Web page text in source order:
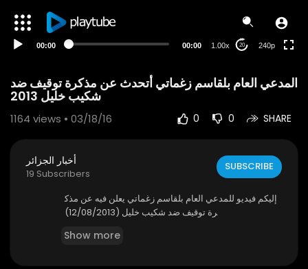
00:00 00:00 1.00x 20 240p
المدعي العام بلقاسم زغماتي أتحدث عن مذكرة توقيف ضد
شكيب خليل 2013
1164 views • 03/18/16 0 0 SHARE
أخبار الجزائر
19 Subscribers
SUBSCRIBE
إليكم فيديو للمدعي العام بلقاسم زغماتي يعلن فيه عن مذك
رة توقيف ضد شكيب خليل (12/08/2013)
Show more